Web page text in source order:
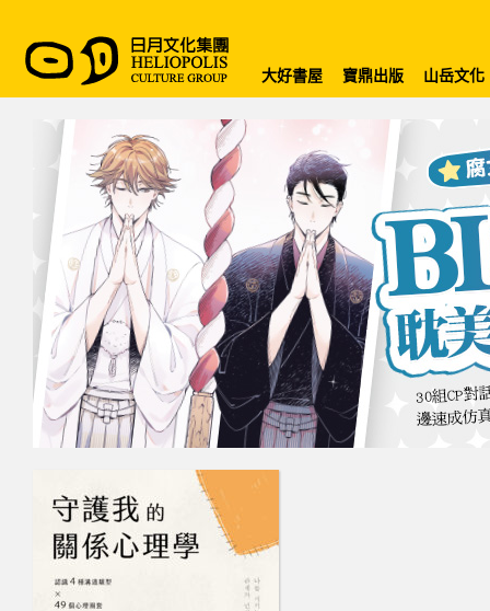
大好書屋 寶鼎出版 山岳文化